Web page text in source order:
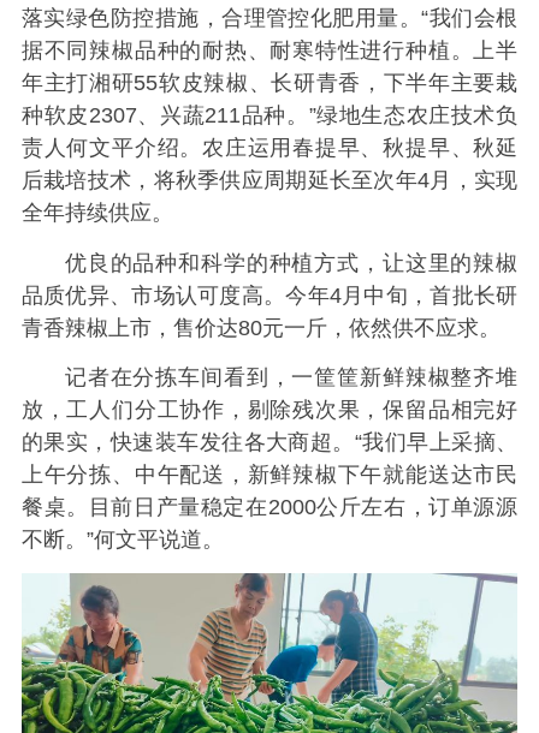
落实绿色防控措施，合理管控化肥用量。“我们会根
据不同辣椒品种的耐热、耐寒特性进行种植。上半
年主打湘研55软皮辣椒、长研青香，下半年主要栽
种软皮2307、兴蔬211品种。”绿地生态农庄技术负
责人何文平介绍。农庄运用春提早、秋提早、秋延
后栽培技术，将秋季供应周期延长至次年4月，实现
全年持续供应。
优良的品种和科学的种植方式，让这里的辣椒
品质优异、市场认可度高。今年4月中旬，首批长研
青香辣椒上市，售价达80元一斤，依然供不应求。
记者在分拣车间看到，一筐筐新鲜辣椒整齐堆
放，工人们分工协作，剔除残次果，保留品相完好
的果实，快速装车发往各大商超。“我们早上采摘、
上午分拣、中午配送，新鲜辣椒下午就能送达市民
餐桌。目前日产量稳定在2000公斤左右，订单源源
不断。”何文平说道。